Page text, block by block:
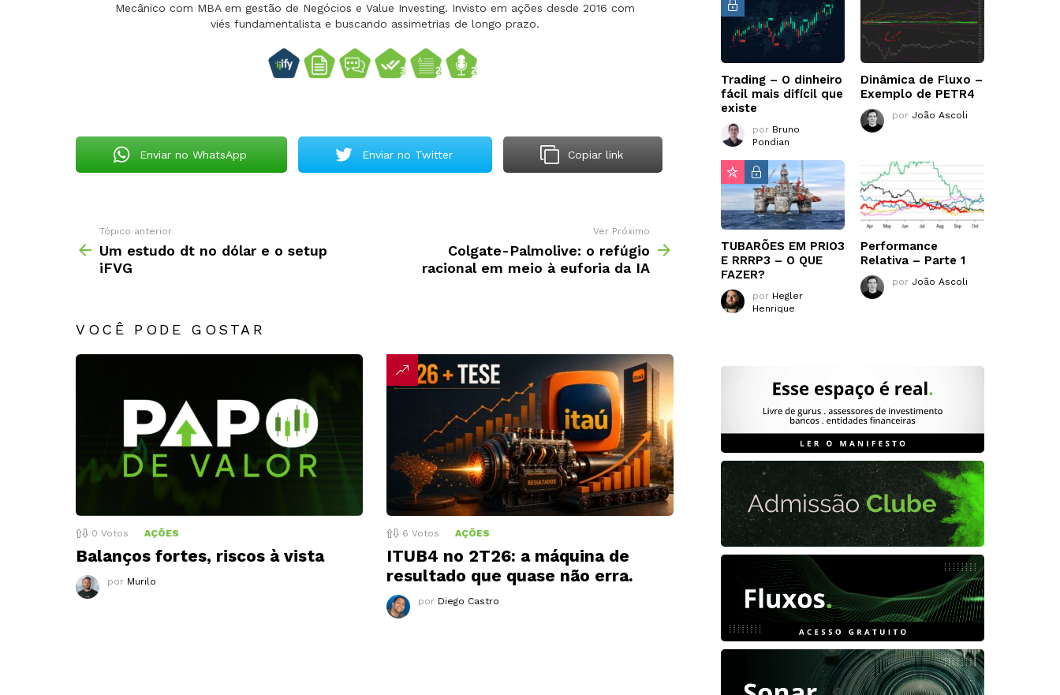
Mecânico com MBA em gestão de Negócios e Value Investing. Invisto em ações desde 2016 com
viés fundamentalista e buscando assimetrias de longo prazo.
Enviar no WhatsApp Enviar no Twitter Copiar link
Tópico anterior
Um estudo dt no dólar e o setup
iFVG
Ver Próximo
Colgate-Palmolive: o refúgio
racional em meio à euforia da IA
VOCÊ PODE GOSTAR
0 Votos AÇÕES
Balanços fortes, riscos à vista
por Murilo
6 Votos AÇÕES
ITUB4 no 2T26: a máquina de
resultado que quase não erra.
por Diego Castro
Trading – O dinheiro
fácil mais difícil que
existe
por Bruno
Pondian
Dinâmica de Fluxo –
Exemplo de PETR4
por João Ascoli
TUBARÕES EM PRIO3
E RRRP3 – O QUE
FAZER?
por Hegler
Henrique
Performance
Relativa – Parte 1
por João Ascoli